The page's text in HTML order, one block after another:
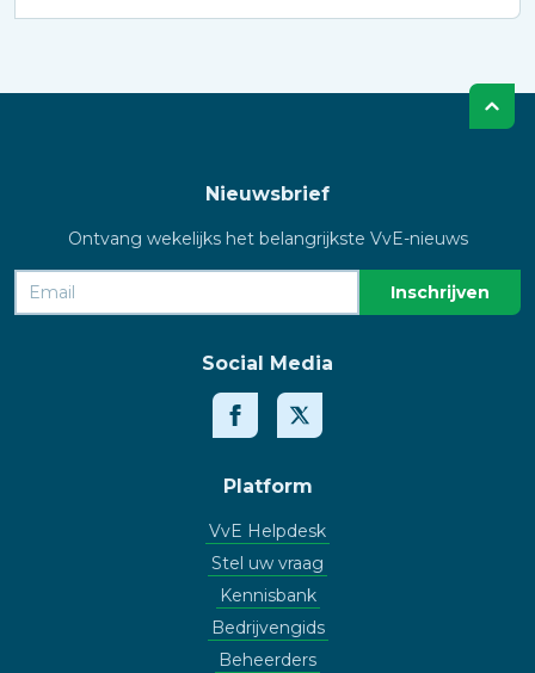
Nieuwsbrief
Ontvang wekelijks het belangrijkste VvE-nieuws
Social Media
Platform
VvE Helpdesk
Stel uw vraag
Kennisbank
Bedrijvengids
Beheerders